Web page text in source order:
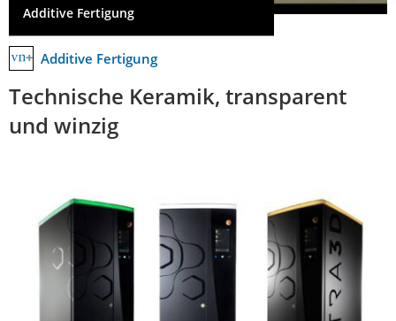
Additive Fertigung
Additive Fertigung
Technische Keramik, transparent
und winzig